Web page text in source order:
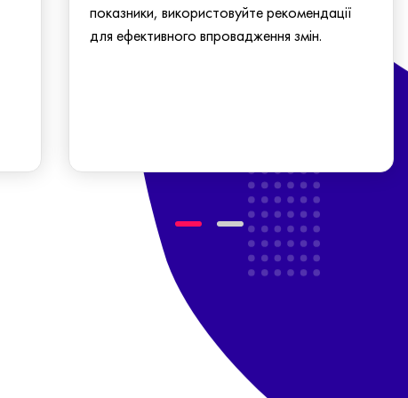
показники, використовуйте рекомендації
для ефективного впровадження змін.